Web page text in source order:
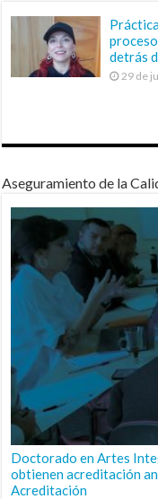
detrás
29 de
Aseguramiento de la
Doctorado en Artes
obtienen acreditación
Acreditación